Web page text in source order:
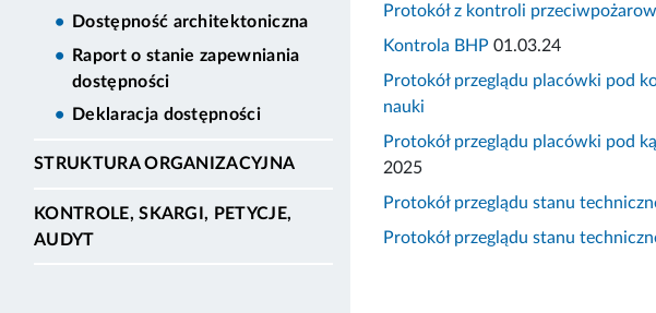
Dostępność architektoniczna
Raport o stanie zapewniania
dostępności
Deklaracja dostępności
STRUKTURA ORGANIZACYJNA
KONTROLE, SKARGI, PETYCJE,
AUDYT
Protokół z kontroli
Kontrola BHP 01.03.24
Protokół przeglądu placówki pod
nauki
Protokół przeglądu placówki pod
2025
Protokół przeglądu stanu
Protokół przeglądu stanu